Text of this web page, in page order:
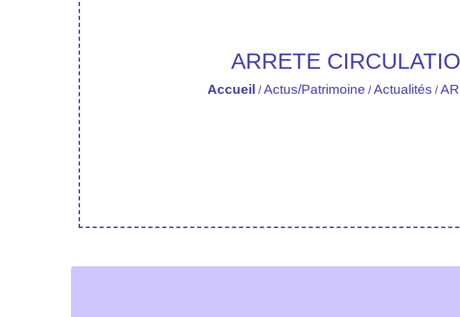
ARRETE
Accueil /Actus/Patrimoine /Actualités /